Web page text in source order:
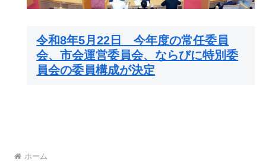
令和8年5月22日 今年度の常任委員
会、市会運営委員会、ならびに特別委
員会の委員構成が決定
ホーム